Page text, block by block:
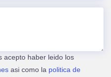
acepto haber leido los
asi como la politica de